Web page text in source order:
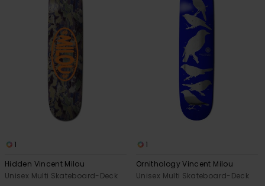
1
Hidden Vincent Milou
Unisex Multi Skateboard-Deck
1
Ornithology Vincent Milou
Unisex Multi Skateboard-Deck